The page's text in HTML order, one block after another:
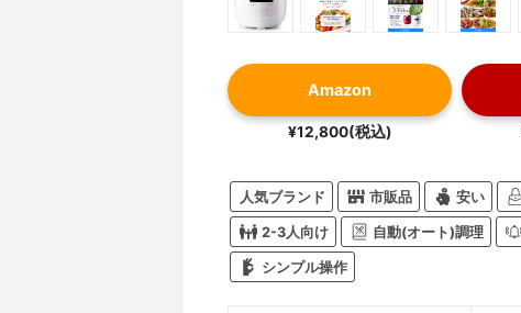
Amazon
¥12,800(税込)
人気ブランド 市販品 安い
2-3人向け 自動(オート)調理
シンプル操作